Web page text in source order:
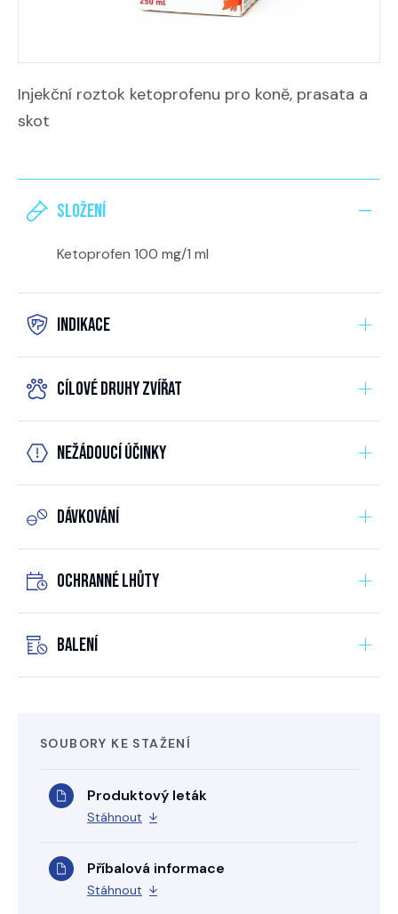
Injekční roztok ketoprofenu pro koně, prasata a
skot
Složení
Ketoprofen 100 mg/1 ml
Indikace
Cílové druhy zvířat
Nežádoucí účinky
Dávkování
Ochranné lhůty
Balení
SOUBORY KE STAŽENÍ
Produktový leták
Stáhnout
Příbalová informace
Stáhnout